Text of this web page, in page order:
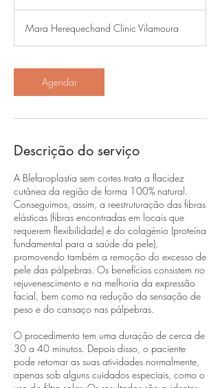
Mara Herequechand Clinic Vilamoura
Agendar
Descrição do serviço
A Blefaroplastia sem cortes trata a flacidez
cutânea da região de forma 100% natural.
Conseguimos, assim, a reestruturação das fibras
elásticas (fibras encontradas em locais que
requerem flexibilidade) e do colagénio (proteína
fundamental para a saúde da pele),
promovendo também a remoção do excesso de
pele das pálpebras. Os benefícios consistem no
rejuvenescimento e na melhoria da expressão
facial, bem como na redução da sensação de
peso e do cansaço nas pálpebras.
O procedimento tem uma duração de cerca de
30 a 40 minutos. Depois disso, o paciente
pode retomar as suas atividades normalmente,
apenas sob alguns cuidados especiais, como o